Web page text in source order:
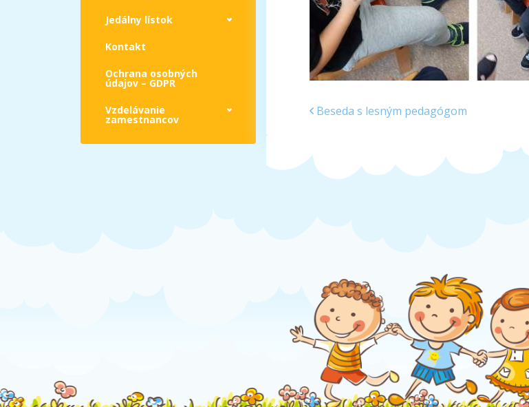
Jedálny lístok
Kontakt
Ochrana osobných
údajov – GDPR
Vzdelávanie
zamestnancov
Beseda s lesným pedagógom